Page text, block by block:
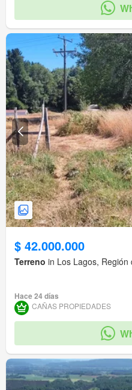
$ 42.000.000
Terreno in Los Lagos, Región
Hace 24 días
CAÑAS PROPIEDADES